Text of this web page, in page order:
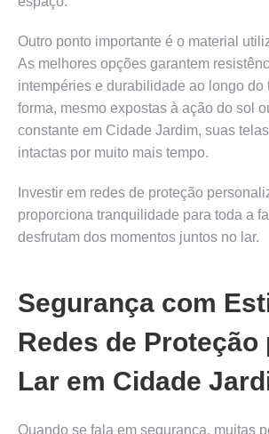
Outro ponto importante é o material
As melhores opções garantem
intempéries e durabilidade ao longo do
forma, mesmo expostas à ação do sol
constante em Cidade Jardim, suas
intactas por muito mais tempo.
Investir em redes de proteção
proporciona tranquilidade para toda a
desfrutam dos momentos juntos no lar.
Segurança com
Redes de Proteção
Lar em Cidade
Quando se fala em segurança, muitas